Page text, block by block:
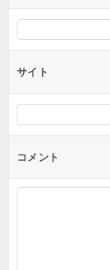
サイト
コメント